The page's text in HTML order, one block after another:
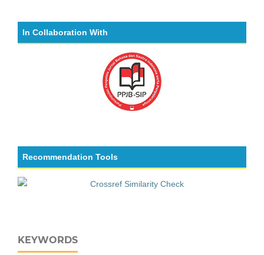
In Collaboration With
Recommendation Tools
KEYWORDS